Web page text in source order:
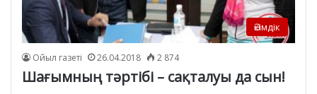
Әкімдік
Ойыл газеті 26.04.2018 2 874
Шағымның тәртібі – сақталуы да сын!